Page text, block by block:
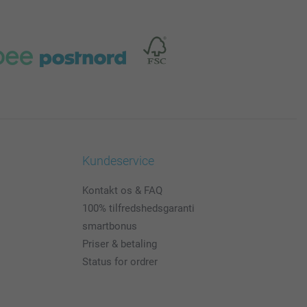
Kundeservice
Kontakt os & FAQ
100% tilfredshedsgaranti
smartbonus
Priser & betaling
Status for ordrer